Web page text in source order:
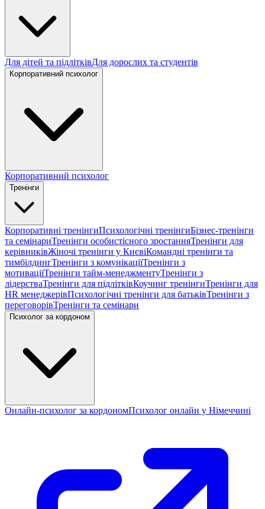
Для дітей та підлітківДля дорослих та студентів
Корпоративний психолог
Корпоративний психолог
Тренінги
Корпоративні тренінгиПсихологічні тренінгиБізнес-тренінги
та семінариТренінги особистісного зростанняТренінги для
керівниківЖіночі тренінги у КиєвіКомандні тренінги та
тимбілдингТренінги з комунікаціїТренінги з
мотиваціїТренінги тайм-менеджментуТренінги з
лідерстваТренінги для підлітківКоучинг тренінгиТренінги для
HR менеджерівПсихологічні тренінги для батьківТренінги з
переговорівТренінги та семінари
Психолог за кордоном
Онлайн-психолог за кордономПсихолог онлайн у Німеччині